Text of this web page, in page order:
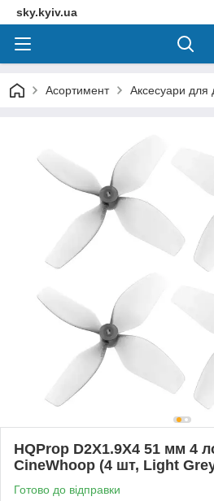
sky.kyiv.ua
Асортимент Аксесуари для
HQProp D2X1.9X4 51 мм 4
CineWhoop (4 шт, Light
Готово до відправки